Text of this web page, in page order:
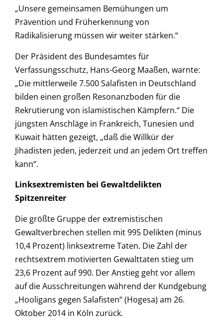
„Unsere gemeinsamen Bemühungen um
Prävention und Früherkennung von
Radikalisierung müssen wir weiter stärken.“
Der Präsident des Bundesamtes für
Verfassungsschutz, Hans-Georg Maaßen, warnte:
„Die mittlerweile 7.500 Salafisten in Deutschland
bilden einen großen Resonanzboden für die
Rekrutierung von islamistischen Kämpfern.“ Die
jüngsten Anschläge in Frankreich, Tunesien und
Kuwait hätten gezeigt, „daß die Willkür der
Jihadisten jeden, jederzeit und an jedem Ort treffen
kann“.
Linksextremisten bei Gewaltdelikten
Spitzenreiter
Die größte Gruppe der extremistischen
Gewaltverbrechen stellen mit 995 Delikten (minus
10,4 Prozent) linksextreme Taten. Die Zahl der
rechtsextrem motivierten Gewalttaten stieg um
23,6 Prozent auf 990. Der Anstieg geht vor allem
auf die Ausschreitungen während der Kundgebung
„Hooligans gegen Salafisten“ (Hogesa) am 26.
Oktober 2014 in Köln zurück.